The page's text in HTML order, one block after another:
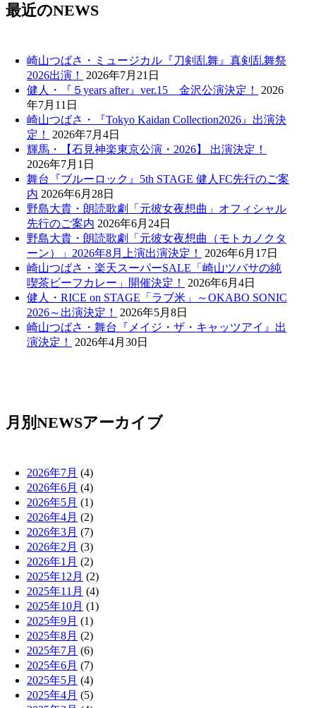
最近のNEWS
崎山つばさ・ミュージカル『刀剣乱舞』真剣乱舞祭
2026出演！
2026年7月21日
健人・『５years after』ver.15 金沢公演決定！
2026
年7月11日
崎山つばさ・『Tokyo Kaidan Collection2026』出演決
定！
2026年7月4日
輝馬・【石見神楽東京公演・2026】 出演決定！
2026年7月1日
舞台『ブルーロック』5th STAGE 健人FC先行のご案
内 2026年6月28日
野島大貴・朗読歌劇「元彼女夜想曲」オフィシャル
先行のご案内 2026年6月24日
野島大貴・朗読歌劇「元彼女夜想曲（モトカノクタ
ーン）」2026年8月上演出演決定！
2026年6月17日
崎山つばさ・楽天スーパーSALE「崎山ツバサの純
喫茶ビーフカレー」開催決定！
2026年6月4日
健人・RICE on STAGE「ラブ米」～OKABO SONIC
2026～出演決定！
2026年5月8日
崎山つばさ・舞台『メイジ・ザ・キャッツアイ』出
演決定！
2026年4月30日
月別NEWSアーカイブ
2026年7月 (4)
2026年6月 (4)
2026年5月 (1)
2026年4月 (2)
2026年3月 (7)
2026年2月 (3)
2026年1月 (2)
2025年12月 (2)
2025年11月 (4)
2025年10月 (1)
2025年9月 (1)
2025年8月 (2)
2025年7月 (6)
2025年6月 (7)
2025年5月 (4)
2025年4月 (5)